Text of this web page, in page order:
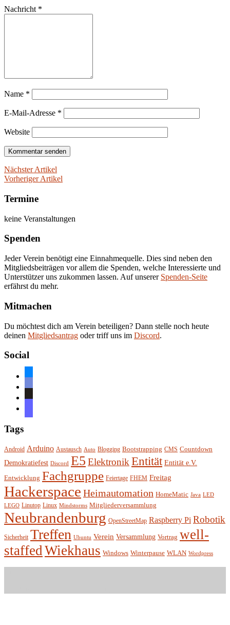
Nachricht *
Name *
E-Mail-Adresse *
Website
Nächster Artikel
Vorheriger Artikel
Termine
keine Veranstaltungen
Spenden
Jeder Verein benötigt eine Einnahmequelle. Dies sind neben den
Mitgliedsbeiträgen vor allem die Spenden, welche Interessierte und
Unterstützer uns zukommen lassen. Auf unserer Spenden-Seite
erfährst du mehr.
Mitmachen
Du möchtest dich am Verein beteiligen? Dann stelle noch heute
deinen Mitgliedsantrag oder triff uns im Discord.
Social
Tags
Android Arduino Austausch Auto Blogging Bootstrapping CMS Countdown
Demokratiefest Discord E5 ElektronikEntität Entität e.V.
Entwicklung Fachgruppe Feiertage FHEM Freitag
Hackerspace Heimautomation HomeMatic Java LED
LEGO Linutop Linux Mindstorms Mitgliederversammlung
Neubrandenburg OpenStreetMap Raspberry Pi Robotik
Sicherheit Treffen Ubuntu Verein Versammlung Vortrag well-
staffedWiekhaus Windows Winterpause WLAN Wordpress